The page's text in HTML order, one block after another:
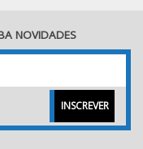
NOVIDADES
INSCREVER